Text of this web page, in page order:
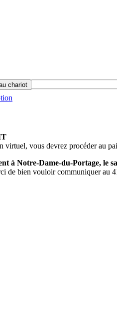
chariot
virtuel, vous devrez procéder au
à Notre-Dame-du-Portage, le
de bien vouloir communiquer au